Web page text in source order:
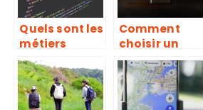
mobile ?
Quels sont les
métiers
relatifs aux
sciences de la
technologie ?
Comment
choisir un
briquet
électrique ?